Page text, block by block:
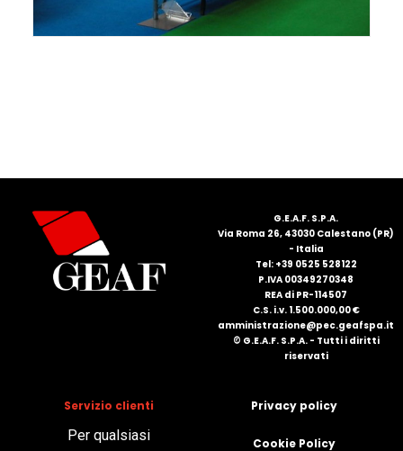
DEUTSCH
G.E.A.F. S.P.A.
Via Roma 26, 43030 Calestano (PR)
- Italia
Tel: +39 0525 528122
P.IVA 00349270348
REA di PR-114507
C.S. i.v. 1.500.000,00 €
amministrazione@pec.geafspa.it
© G.E.A.F. S.P.A. - Tutti i diritti
riservati
Servizio clienti
Per qualsiasi
Privacy policy
Cookie Policy